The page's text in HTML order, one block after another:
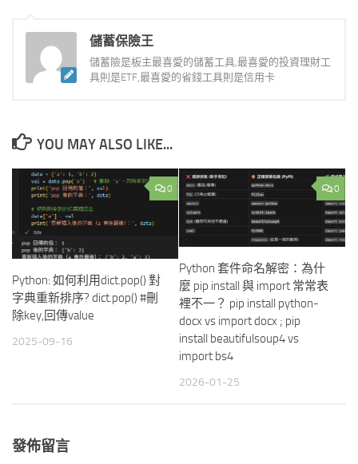
儲蓄保險王
儲蓄險是板主最喜愛的儲蓄工具,最喜愛的投資理財工
具則是ETF,最喜愛的省錢工具則是信用卡
YOU MAY ALSO LIKE...
0
Python: 如何利用dict.pop() 對
字典重新排序? dict.pop() #刪
除key,回傳value
2025-09-16
0
Python 套件命名解密：為什
麼 pip install 與 import 常常表
裡不一？ pip install python-
docx vs import docx ; pip
install beautifulsoup4 vs
import bs4
2026-01-25
發佈留言